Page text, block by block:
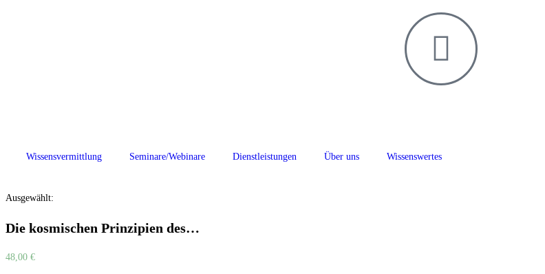
Wissensvermittlung Seminare/Webinare Dienstleistungen Über uns Wissenswertes
Ausgewählt:
Die kosmischen Prinzipien des…
48,00 €